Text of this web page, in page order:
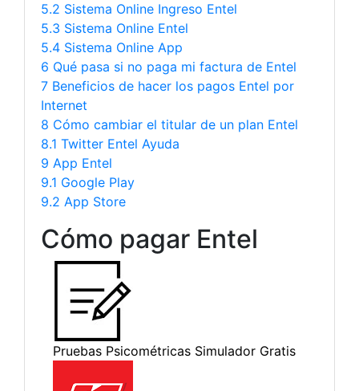
5.2 Sistema Online Ingreso Entel
5.3 Sistema Online Entel
5.4 Sistema Online App
6 Qué pasa si no paga mi factura de Entel
7 Beneficios de hacer los pagos Entel por
Internet
8 Cómo cambiar el titular de un plan Entel
8.1 Twitter Entel Ayuda
9 App Entel
9.1 Google Play
9.2 App Store
Cómo pagar Entel